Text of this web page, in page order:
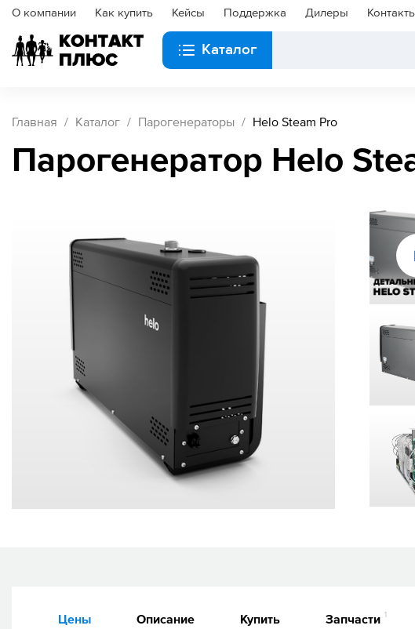
О компании Как купить Кейсы Поддержка Дилеры
Каталог
Главная Каталог Парогенераторы Helo Steam Pro
Парогенератор Helo
Цены Описание Купить Запчасти 1